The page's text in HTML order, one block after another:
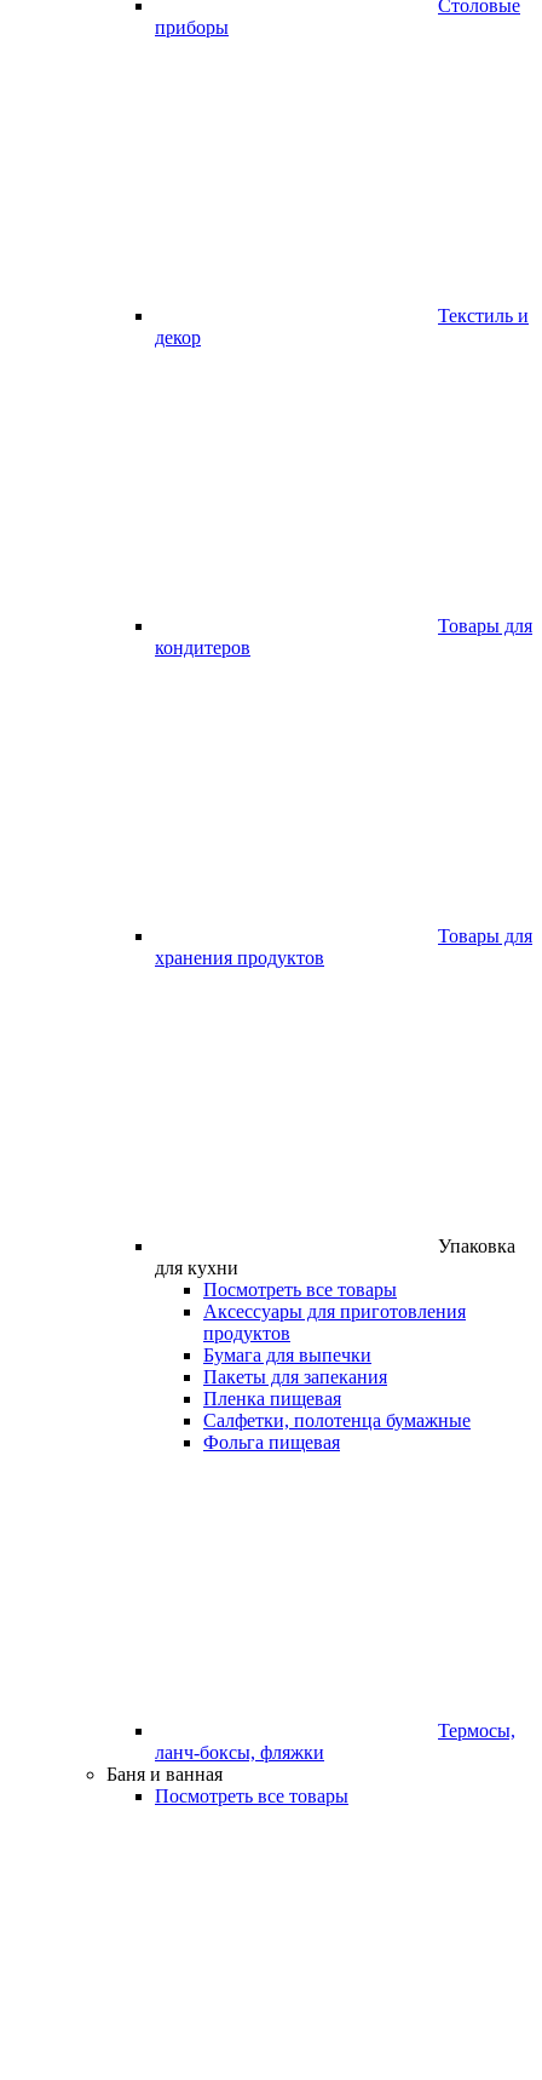
Столовые
приборы
Текстиль и
декор
Товары для
кондитеров
Товары для
хранения продуктов
Упаковка
для кухни
Посмотреть все товары
Аксессуары для приготовления
продуктов
Бумага для выпечки
Пакеты для запекания
Пленка пищевая
Салфетки, полотенца бумажные
Фольга пищевая
Термосы,
ланч-боксы, фляжки
Баня и ванная
Посмотреть все товары